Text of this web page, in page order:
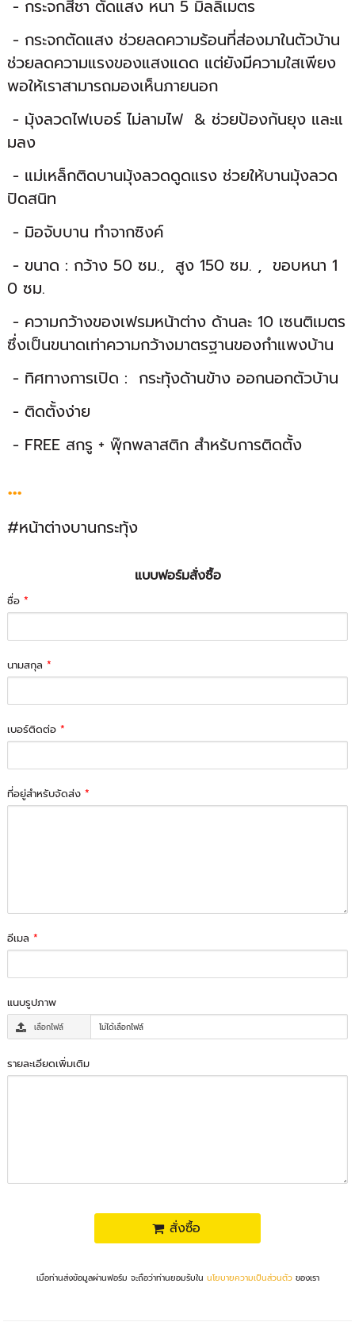
- กระจกสีชา ตัดแสง หนา 5 มิลลิเมตร
- กระจกตัดแสง ช่วยลดความร้อนที่ส่องมาในตัวบ้าน
ช่วยลดความแรงของแสงแดด แต่ยังมีความใสเพียง
พอให้เราสามารถมองเห็นภายนอก
- มุ้งลวดไฟเบอร์ ไม่ลามไฟ & ช่วยป้องกันยุง และแ
มลง
- แม่เหล็กติดบานมุ้งลวดดูดแรง ช่วยให้บานมุ้งลวด
ปิดสนิท
- มิอจับบาน ทำจากซิงค์
- ขนาด : กว้าง 50 ซม., สูง 150 ซม. , ขอบหนา 1
0 ซม.
- ความกว้างของเฟรมหน้าต่าง ด้านละ 10 เซนติเมตร
ซึ่งเป็นขนาดเท่าความกว้างมาตรฐานของกำแพงบ้าน
- ทิศทางการเปิด : กระทุ้งด้านข้าง ออกนอกตัวบ้าน
- ติดตั้งง่าย
- FREE สกรู + พุ๊กพลาสติก สำหร้บการติดตั้ง
...
#หน้าต่างบานกระทุ้ง
แบบฟอร์มสั่งซื้อ
ชื่อ*
นามสกุล*
เบอร์ติดต่อ*
ที่อยู่สำหรับจัดส่ง*
อีเมล*
แนบรูปภาพ
เลือกไฟล์ ไม่ได้เลือกไฟล์
รายละเอียดเพิ่มเติม
สั่งซื้อ
เมื่อท่านส่งข้อมูลผ่านฟอร์ม จะถือว่าท่านยอมรับใน นโยบายความเป็นส่วนตัวของเรา